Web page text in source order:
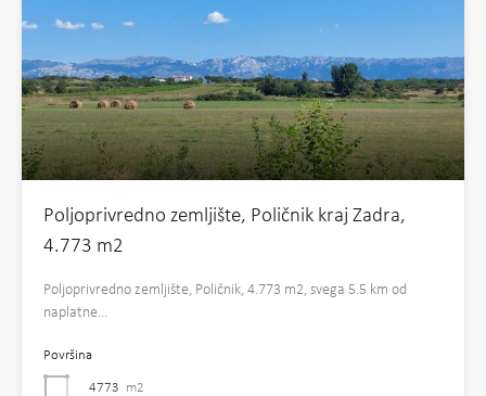
Poljoprivredno zemljište, Poličnik kraj Zadra,
4.773 m2
Poljoprivredno zemljište, Poličnik, 4.773 m2, svega 5.5 km od
naplatne…
Površina
4773 m2